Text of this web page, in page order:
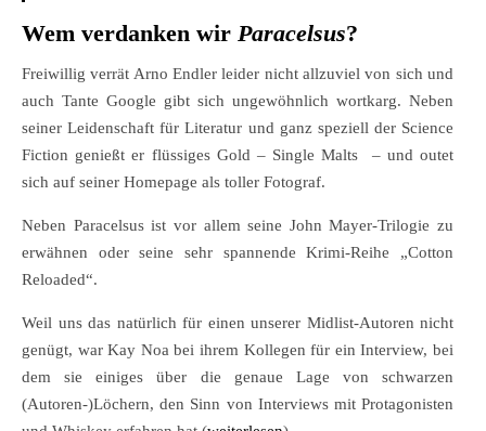
Wem verdanken wir Paracelsus?
Freiwillig verrät Arno Endler leider nicht allzuviel von sich und
auch Tante Google gibt sich ungewöhnlich wortkarg. Neben
seiner Leidenschaft für Literatur und ganz speziell der Science
Fiction genießt er flüssiges Gold – Single Malts – und outet
sich auf seiner Homepage als toller Fotograf.
Neben Paracelsus ist vor allem seine John Mayer-Trilogie zu
erwähnen oder seine sehr spannende Krimi-Reihe „Cotton
Reloaded“.
Weil uns das natürlich für einen unserer Midlist-Autoren nicht
genügt, war Kay Noa bei ihrem Kollegen für ein Interview, bei
dem sie einiges über die genaue Lage von schwarzen
(Autoren-)Löchern, den Sinn von Interviews mit Protagonisten